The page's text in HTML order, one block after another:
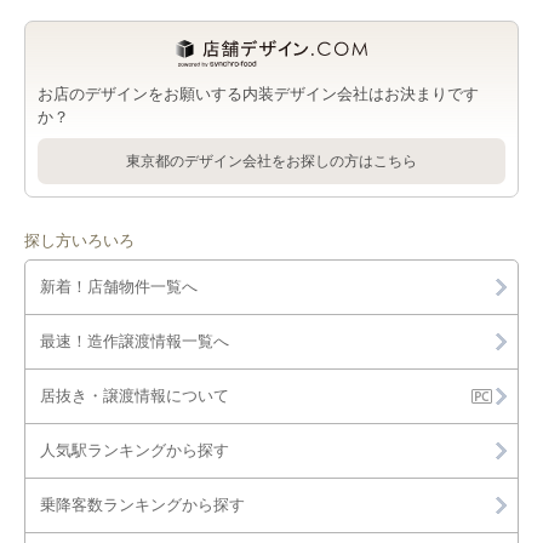
店舗・テナント一覧
東村山市の物販・小売を出店可能な店舗物件・貸店舗・テナン
ト一覧
舗・テナント一覧
店舗・テナント一覧
久米川駅の物販・小売を出店可能な店舗物件・貸店舗・テナン
舗・テナント一覧
八坂駅の医療・歯科・クリニックを出店可能な店舗物件・貸店
舗・テナント一覧
八坂駅の物販・小売を出店可能な店舗物件・貸店舗・テナント
舗・テナント一覧
萩山駅の中華の居抜き店舗物件・貸店舗・テナント一覧
東村山駅の居抜き店舗物件・貸店舗・テナント一覧
お店のデザインをお願いする内装デザイン会社はお決まりです
か？
東京都のデザイン会社をお探しの方はこちら
探し方いろいろ
新着！店舗物件一覧へ
最速！造作譲渡情報一覧へ
居抜き・譲渡情報について
人気駅ランキングから探す
乗降客数ランキングから探す